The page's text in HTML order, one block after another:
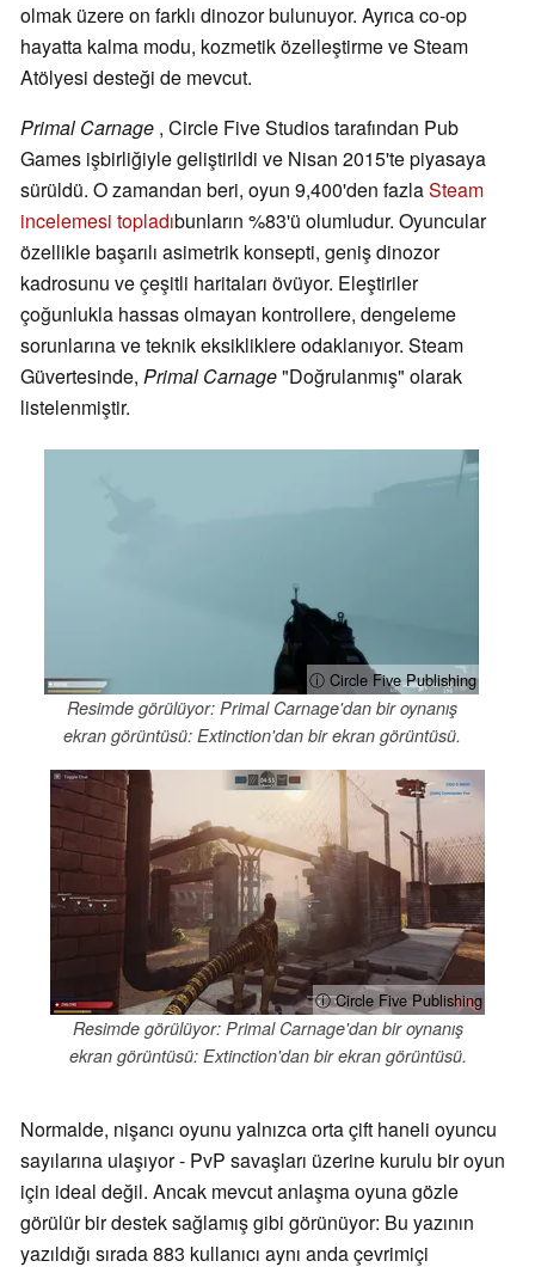
olmak üzere on farklı dinozor bulunuyor. Ayrıca co-op
hayatta kalma modu, kozmetik özelleştirme ve Steam
Atölyesi desteği de mevcut.
Primal Carnage , Circle Five Studios tarafından Pub
Games işbirliğiyle geliştirildi ve Nisan 2015'te piyasaya
sürüldü. O zamandan beri, oyun 9,400'den fazlaSteam
incelemesi topladıbunların %83'ü olumludur. Oyuncular
özellikle başarılı asimetrik konsepti, geniş dinozor
kadrosunu ve çeşitli haritaları övüyor. Eleştiriler
çoğunlukla hassas olmayan kontrollere, dengeleme
sorunlarına ve teknik eksikliklere odaklanıyor. Steam
Güvertesinde, Primal Carnage"Doğrulanmış" olarak
listelenmiştir.
ⓘ Circle Five Publishing
Resimde görülüyor: Primal Carnage'dan bir oynanış
ekran görüntüsü: Extinction'dan bir ekran görüntüsü.
ⓘ Circle Five Publishing
Resimde görülüyor: Primal Carnage'dan bir oynanış
ekran görüntüsü: Extinction'dan bir ekran görüntüsü.
Normalde, nişancı oyunu yalnızca orta çift haneli oyuncu
sayılarına ulaşıyor - PvP savaşları üzerine kurulu bir oyun
için ideal değil. Ancak mevcut anlaşma oyuna gözle
görülür bir destek sağlamış gibi görünüyor: Bu yazının
yazıldığı sırada 883 kullanıcı aynı anda çevrimiçi